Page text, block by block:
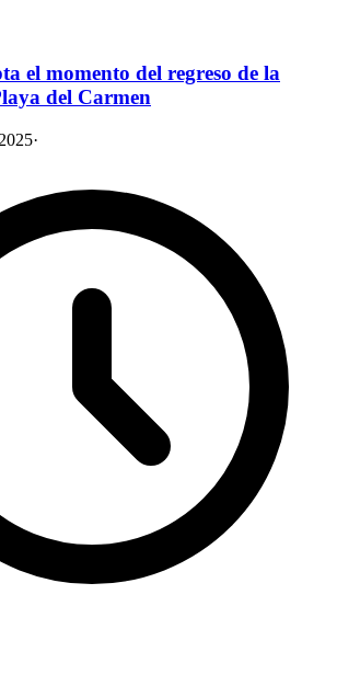
el momento del regreso de la
del Carmen
·